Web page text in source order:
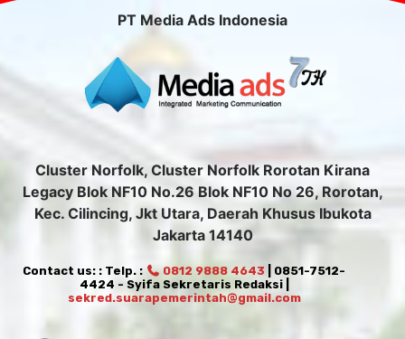
PT Media Ads Indonesia
Cluster Norfolk, Cluster Norfolk Rorotan Kirana
Legacy Blok NF10 No.26 Blok NF10 No 26, Rorotan,
Kec. Cilincing, Jkt Utara, Daerah Khusus Ibukota
Jakarta 14140
Contact us: : Telp. : 0812 9888 4643 | 0851-7512-
4424 - Syifa Sekretaris Redaksi |
sekred.suarapemerintah@gmail.com